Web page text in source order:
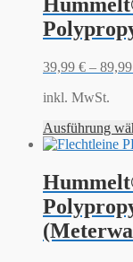
39,99 € – 89,99
inkl. MwSt.
Ausführung